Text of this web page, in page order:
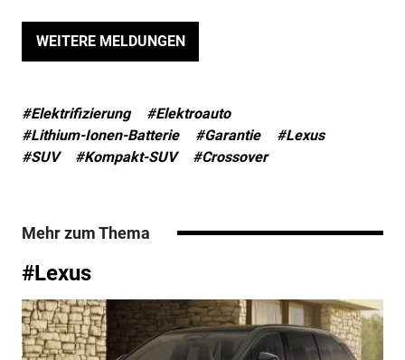
WEITERE MELDUNGEN
#Elektrifizierung
#Elektroauto
#Lithium-Ionen-Batterie
#Garantie
#Lexus
#SUV
#Kompakt-SUV #Crossover
Mehr zum Thema
#Lexus